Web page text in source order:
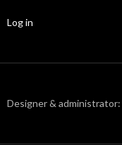
Log in
Designer & administrator: